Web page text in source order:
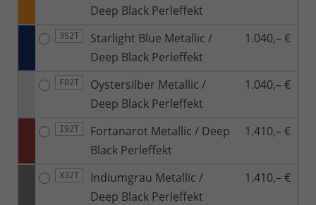
Deep Black Perleffekt
3S2T
Starlight Blue Metallic /
Deep Black Perleffekt
1.040,– €
F02T
Oystersilber Metallic /
Deep Black Perleffekt
1.040,– €
I92T
Fortanarot Metallic / Deep
Black Perleffekt
1.410,– €
X32T
Indiumgrau Metallic /
Deep Black Perleffekt
1.410,– €